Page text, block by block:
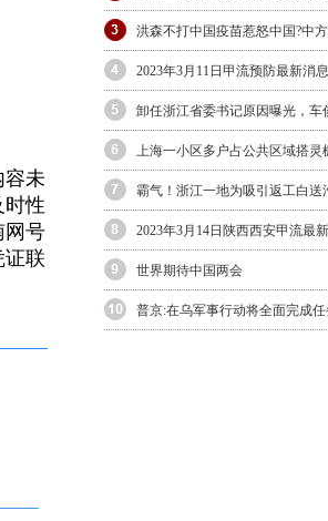
容未
时性
网号
证联
洪森不打中国疫苗惹怒中国?中
2023年3月11日甲流预防最新消
卸任浙江省委书记原因曝光，车
上海一小区多户占公共区域搭灵
霸气！浙江一地为吸引返工白送
2023年3月14日陕西西安甲流最
世界期待中国两会
普京:在乌军事行动将全面完成